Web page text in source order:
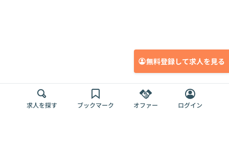
無料登録して求人を見る
求人を探す ブックマーク オファー ログイン